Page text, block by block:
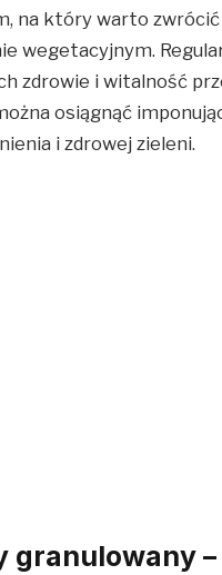
na który warto
wegetacyjnym.
zdrowie i witalność
osiągnąć
i zdrowej zieleni.
granulowany